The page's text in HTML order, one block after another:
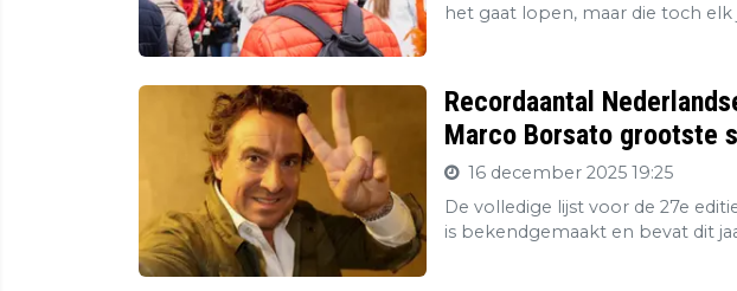
het gaat lopen, maar die toch elk
Recordaantal
Marco Borsato grootste
16 december 2025 19:25
De volledige lijst voor de 27e
is bekendgemaakt en bevat dit